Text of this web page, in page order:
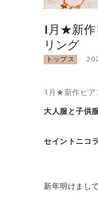
1月★新作
リング
トップス
1月★新作ピア
大人服と子供
セイントニ
新年明けまし